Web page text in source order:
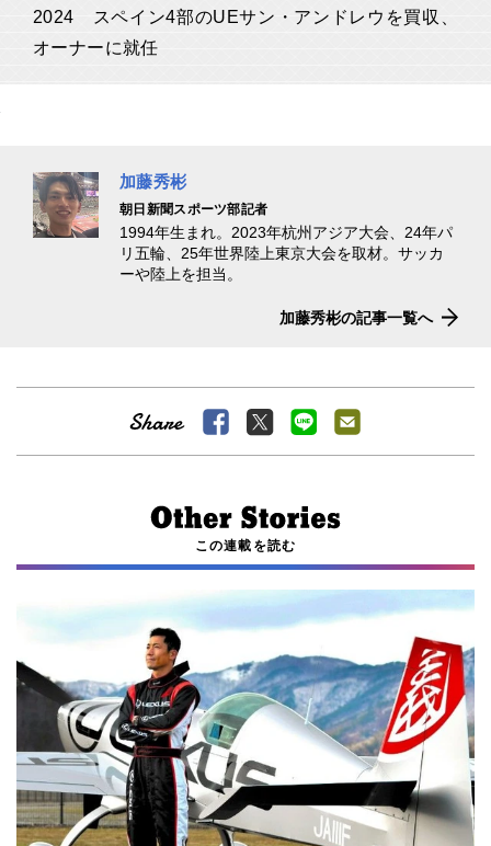
2024 スペイン4部のUEサン・アンドレウを買収、
オーナーに就任
加藤秀彬
朝日新聞スポーツ部記者
1994年生まれ。2023年杭州アジア大会、24年パ
リ五輪、25年世界陸上東京大会を取材。サッカ
ーや陸上を担当。
加藤秀彬の記事一覧へ
この連載を読む